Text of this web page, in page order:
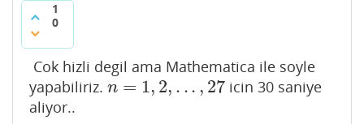
1
0
Cok hizli degil ama Mathematica ile soyle
yapabiliriz. n = 1, 2, . .. , 27
n=1, 2,.. ,27
icin 30 saniye
aliyor..